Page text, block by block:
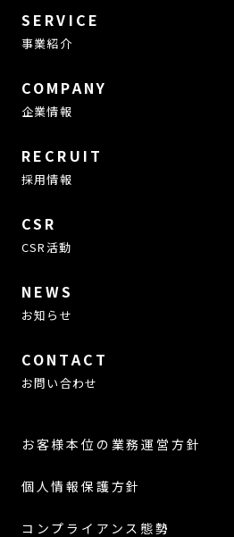
SERVICE
事業紹介
COMPANY
企業情報
RECRUIT
採用情報
CSR
CSR活動
NEWS
お知らせ
CONTACT
お問い合わせ
お客様本位の業務運営方針
個人情報保護方針
コンプライアンス態勢